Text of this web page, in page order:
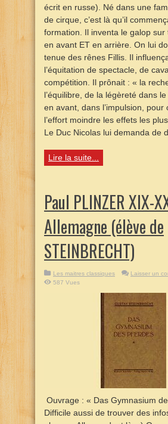
écrit en russe). Né dans une
de cirque, c’est là qu’il
formation. Il inventa le galop sur
en avant ET en arrière. On lui
tenue des rênes Fillis. Il
l’équitation de spectacle, de
compétition. Il prônait : « la
l’équilibre, de la légèreté dans
en avant, dans l’impulsion, pour
l’effort moindre les effets les
Le Duc Nicolas lui demanda de
Lire la suite...
Paul PLINZER XIX-
Allemagne (élève de
STEINBRECHT)
Les maitres classiques
Laisser un
587 Vues
Ouvrage : « Das Gymnasium
Difficile aussi de trouver des